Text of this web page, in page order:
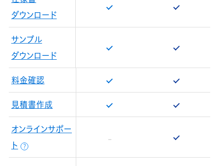
ダウンロード
サンプル
ダウンロード
料金確認
見積書作成
オンラインサポー
ト
？